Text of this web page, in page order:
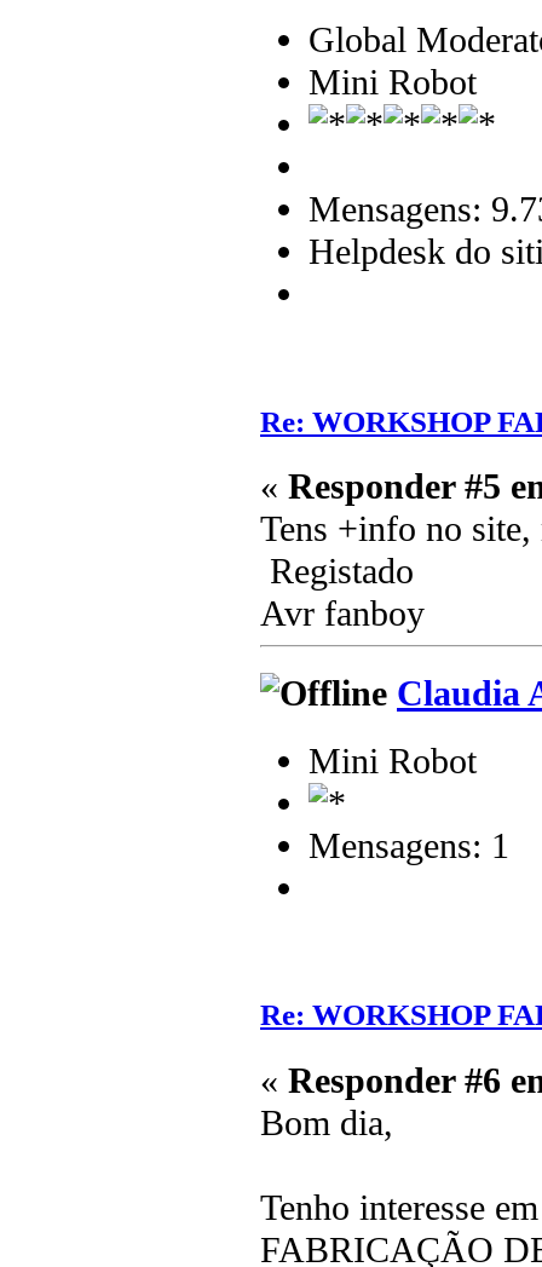
Global
Mini Robot
Mensagens:
Helpdesk do
Re: WORKSHOP
« Responder #5
Tens +info no site,
Registado
Avr fanboy
Claudia
Mini Robot
Mensagens: 1
Re: WORKSHOP
« Responder #6
Bom dia,
Tenho interesse
FABRICAÇÃO